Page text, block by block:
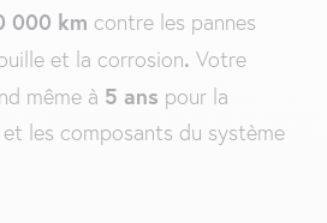
000 km contre les pannes
et la corrosion. Votre
même à 5 ans pour la
les composants du système